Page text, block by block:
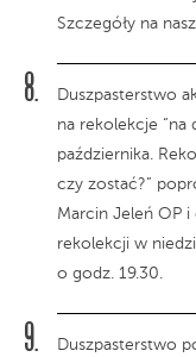
Szczegóły na
Duszpasterstwo
na rekolekcje
października.
czy zostać?”
Marcin Jeleń OP i
rekolekcji w
o godz. 19.30.
Duszpasterstwo